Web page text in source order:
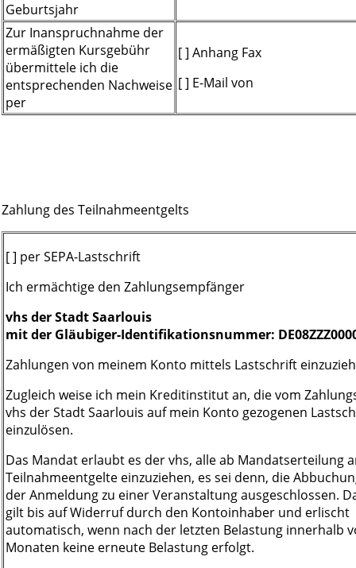
Geburtsjahr
Zur Inanspruchnahme der
ermäßigten Kursgebühr
übermittele ich die
entsprechenden Nachweise
per
[ ] Anhang Fax
[ ] E-Mail von
Zahlung des Teilnahmeentgelts
[ ] per SEPA-Lastschrift
Ich ermächtige den Zahlungsempfänger
vhs der Stadt Saarlouis
mit der Gläubiger-Identifikationsnummer:
Zahlungen von meinem Konto mittels Lastschrift
Zugleich weise ich mein Kreditinstitut an, die vom
vhs der Stadt Saarlouis auf mein Konto gezogenen
einzulösen.
Das Mandat erlaubt es der vhs, alle ab Mandatserteilung
Teilnahmeentgelte einzuziehen, es sei denn, die
der Anmeldung zu einer Veranstaltung ausgeschlossen.
gilt bis auf Widerruf durch den Kontoinhaber und erlischt
automatisch, wenn nach der letzten Belastung innerhalb
Monaten keine erneute Belastung erfolgt.